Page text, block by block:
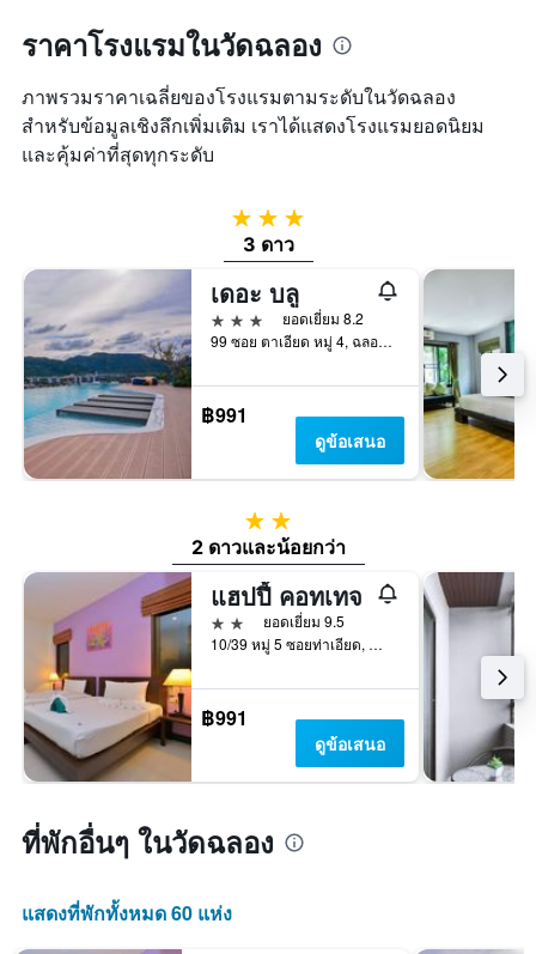
ราคาโรงแรมในวัดฉลอง
ภาพรวมราคาเฉลี่ยของโรงแรมตามระดับในวัดฉลอง
สำหรับข้อมูลเชิงลึกเพิ่มเติม เราได้แสดงโรงแรมยอดนิยม
และคุ้มค่าที่สุดทุกระดับ
3 ดาว
3 ดาว
เดอะ บลู
3 ดาว
ยอดเยี่ยม 8.2
99 ซอย ตาเอียด หมู่ 4, ฉลอง, ประเทศไทย
฿991
ดูข้อเสนอ
2 ดาว
2 ดาวและน้อยกว่า
แฮปปี้ คอทเทจ
2 ดาว
ยอดเยี่ยม 9.5
10/39 หมู่ 5 ซอยท่าเอียด, ตำบลฉลอง,ภูเก็ต, ไทย, ฉลอง, ประเทศไทย
฿991
ดูข้อเสนอ
ที่พักอื่นๆ ในวัดฉลอง
แสดงที่พักทั้งหมด 60 แห่ง